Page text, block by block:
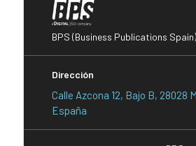
BPS (Business Publications
Dirección
Calle Azcona 12, Bajo B, 28028
España